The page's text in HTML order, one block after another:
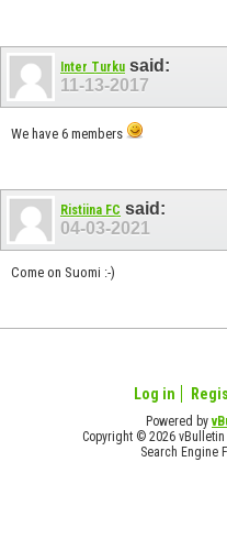
Inter Turku said:
11-13-2017
We have 6 members
Ristiina FC said:
04-03-2021
Come on Suomi :-)
Log in
Powered by
Copyright © 2026
Search Engine